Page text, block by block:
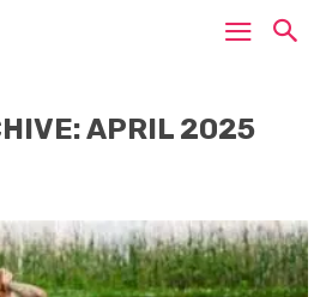
APRIL 2025